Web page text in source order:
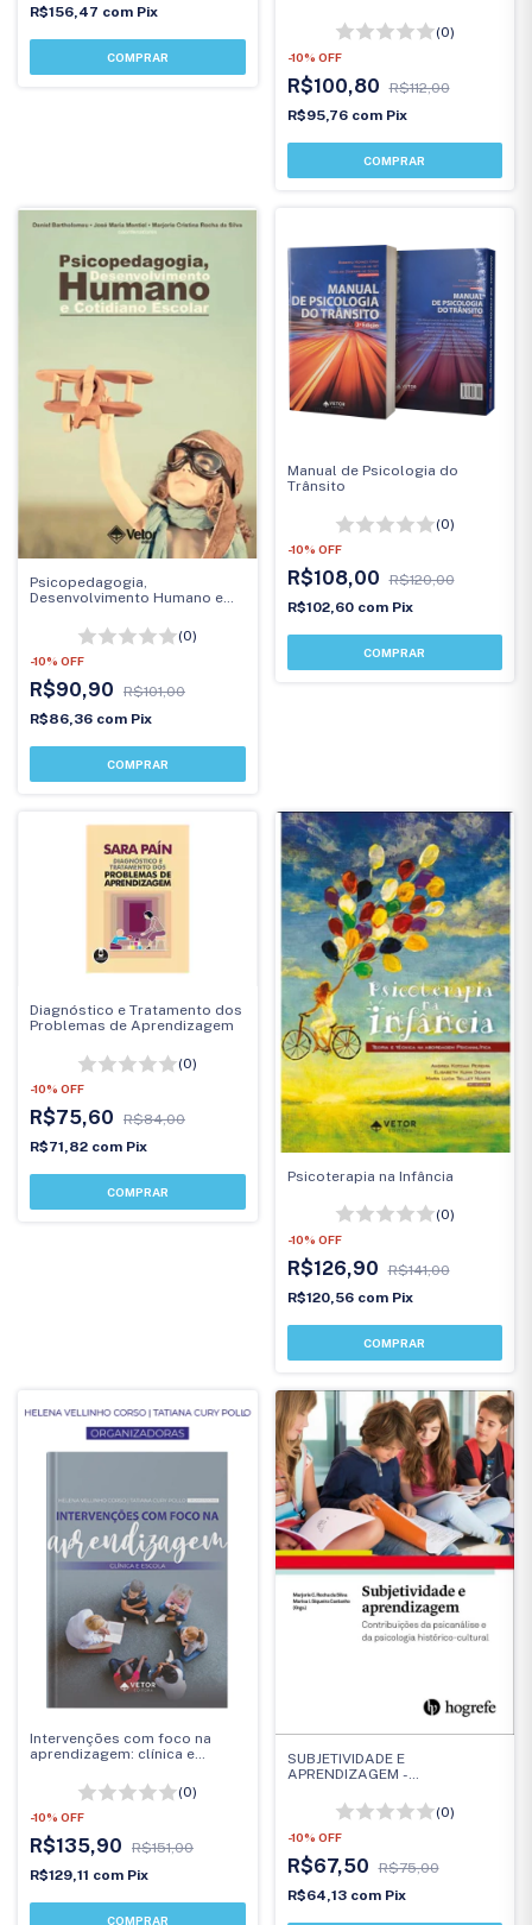
R$156,47 com Pix
(0)
-10% OFF
R$100,80
R$112,00
R$95,76 com Pix
Psicopedagogia,
Desenvolvimento Humano e
(0)
-10% OFF
R$90,90
R$101,00
R$86,36 com Pix
Manual de Psicologia do
Trânsito
(0)
-10% OFF
R$108,00
R$120,00
R$102,60 com Pix
Diagnóstico e Tratamento dos
Problemas de Aprendizagem
(0)
-10% OFF
R$75,60
R$84,00
R$71,82 com Pix
Psicoterapia na Infância
(0)
-10% OFF
R$126,90
R$141,00
R$120,56 com Pix
Intervenções com foco na
aprendizagem: clínica e
(0)
-10% OFF
R$135,90
R$151,00
R$129,11 com Pix
SUBJETIVIDADE E
APRENDIZAGEM -
da Psicologia histórico-
cultural
(0)
-10% OFF
R$67,50
R$75,00
R$64,13 com Pix